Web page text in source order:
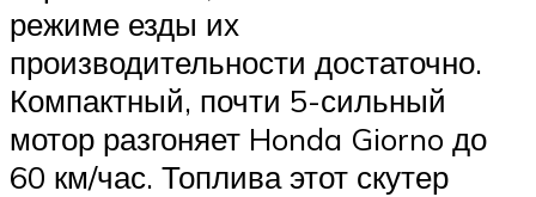
режиме езды их
производительности достаточно.
Компактный, почти 5-сильный
мотор разгоняет Honda Giorno до
60 км/час. Топлива этот скутер